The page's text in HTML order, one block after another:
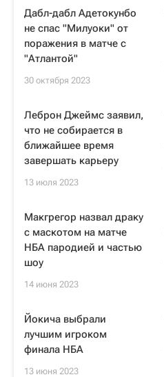
Дабл-дабл Адетокунбо
не спас "Милуоки" от
поражения в матче с
"Атлантой"
30 октября 2023
Леброн Джеймс заявил,
что не собирается в
ближайшее время
завершать карьеру
13 июля 2023
Макгрегор назвал драку
с маскотом на матче
НБА пародией и частью
шоу
14 июня 2023
Йокича выбрали
лучшим игроком
финала НБА
13 июня 2023